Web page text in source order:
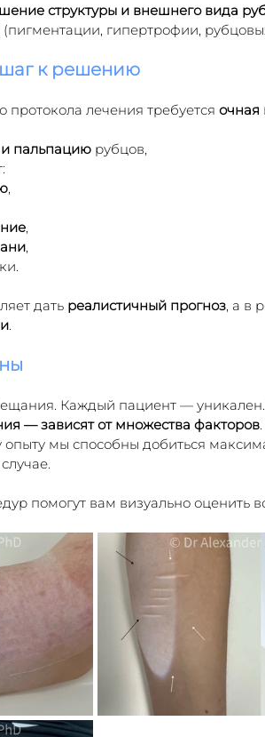
структуры и внешнего вида
(пигментации, гипертрофии,
к решению
лечения требуется очная
и пальпацию рубцов,
,
,
,
дать реалистичный прогноз, а в
.
Каждый пациент — уникален.
— зависят от множества факторов
мы способны добиться
помогут вам визуально оценить